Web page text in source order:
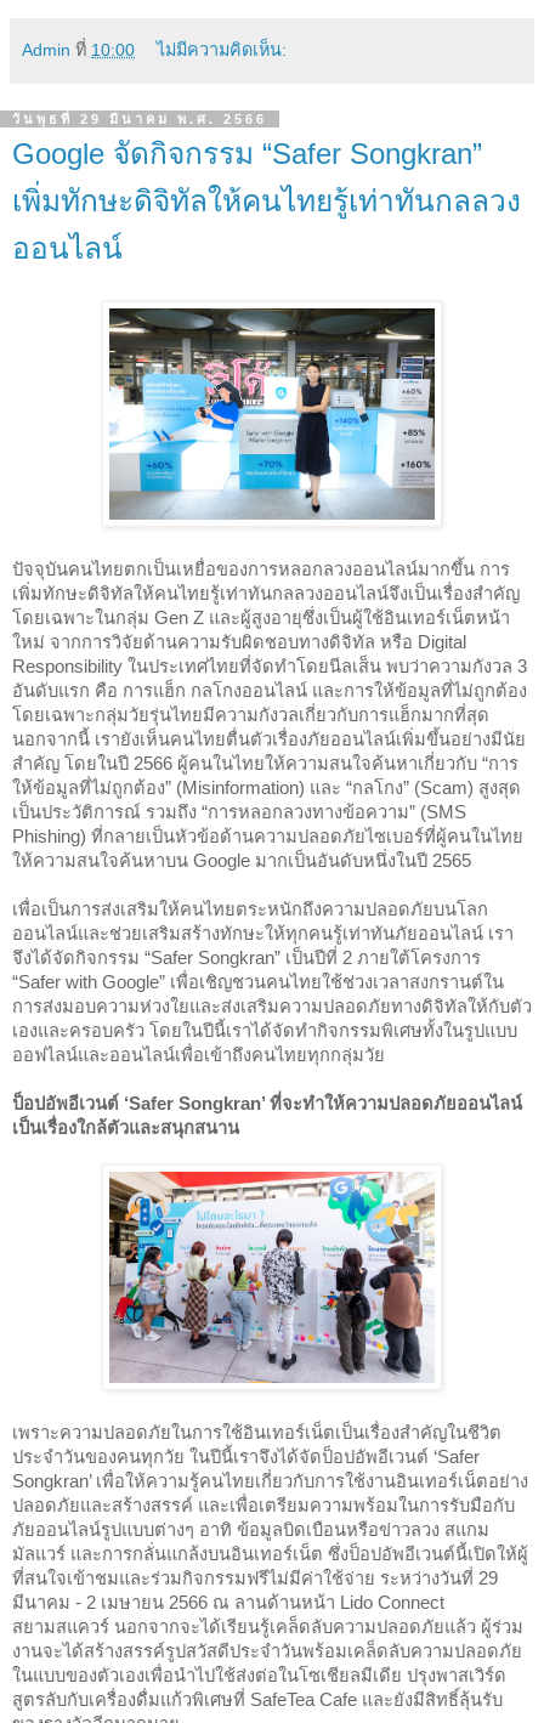
Admin ที่ 10:00 ไม่มีความคิดเห็น:
วันพุธที่ 29 มีนาคม พ.ศ. 2566
Google จัดกิจกรรม “Safer Songkran”
เพิ่มทักษะดิจิทัลให้คนไทยรู้เท่าทันกลลวง
ออนไลน์
ปัจจุบันคนไทยตกเป็นเหยื่อของการหลอกลวงออนไลน์มากขึ้น การ
เพิ่มทักษะดิจิทัลให้คนไทยรู้เท่าทันกลลวงออนไลน์จึงเป็นเรื่องสำคัญ
โดยเฉพาะในกลุ่ม Gen Z และผู้สูงอายุซึ่งเป็นผู้ใช้อินเทอร์เน็ตหน้า
ใหม่ จากการวิจัยด้านความรับผิดชอบทางดิจิทัล หรือ Digital
Responsibility ในประเทศไทยที่จัดทำโดยนีลเส็น พบว่าความกังวล 3
อันดับแรก คือ การแฮ็ก กลโกงออนไลน์ และการให้ข้อมูลที่ไม่ถูกต้อง
โดยเฉพาะกลุ่มวัยรุ่นไทยมีความกังวลเกี่ยวกับการแฮ็กมากที่สุด
นอกจากนี้ เรายังเห็นคนไทยตื่นตัวเรื่องภัยออนไลน์เพิ่มขึ้นอย่างมีนัย
สำคัญ โดยในปี 2566 ผู้คนในไทยให้ความสนใจค้นหาเกี่ยวกับ “การ
ให้ข้อมูลที่ไม่ถูกต้อง” (Misinformation) และ “กลโกง” (Scam) สูงสุด
เป็นประวัติการณ์ รวมถึง “การหลอกลวงทางข้อความ” (SMS
Phishing) ที่กลายเป็นหัวข้อด้านความปลอดภัยไซเบอร์ที่ผู้คนในไทย
ให้ความสนใจค้นหาบน Google มากเป็นอันดับหนึ่งในปี 2565
เพื่อเป็นการส่งเสริมให้คนไทยตระหนักถึงความปลอดภัยบนโลก
ออนไลน์และช่วยเสริมสร้างทักษะให้ทุกคนรู้เท่าทันภัยออนไลน์ เรา
จึงได้จัดกิจกรรม “Safer Songkran” เป็นปีที่ 2 ภายใต้โครงการ
“Safer with Google” เพื่อเชิญชวนคนไทยใช้ช่วงเวลาสงกรานต์ใน
การส่งมอบความห่วงใยและส่งเสริมความปลอดภัยทางดิจิทัลให้กับตัว
เองและครอบครัว โดยในปีนี้เราได้จัดทำกิจกรรมพิเศษทั้งในรูปแบบ
ออฟไลน์และออนไลน์เพื่อเข้าถึงคนไทยทุกกลุ่มวัย
ป็อปอัพอีเวนต์ ‘Safer Songkran’ ที่จะทำให้ความปลอดภัยออนไลน์
เป็นเรื่องใกล้ตัวและสนุกสนาน
เพราะความปลอดภัยในการใช้อินเทอร์เน็ตเป็นเรื่องสำคัญในชีวิต
ประจำวันของคนทุกวัย ในปีนี้เราจึงได้จัดป็อปอัพอีเวนต์ ‘Safer
Songkran’ เพื่อให้ความรู้คนไทยเกี่ยวกับการใช้งานอินเทอร์เน็ตอย่าง
ปลอดภัยและสร้างสรรค์ และเพื่อเตรียมความพร้อมในการรับมือกับ
ภัยออนไลน์รูปแบบต่างๆ อาทิ ข้อมูลบิดเบือนหรือข่าวลวง สแกม
มัลแวร์ และการกลั่นแกล้งบนอินเทอร์เน็ต ซึ่งป็อปอัพอีเวนต์นี้เปิดให้ผู้
ที่สนใจเข้าชมและร่วมกิจกรรมฟรีไม่มีค่าใช้จ่าย ระหว่างวันที่ 29
มีนาคม - 2 เมษายน 2566 ณ ลานด้านหน้า Lido Connect
สยามสแควร์ นอกจากจะได้เรียนรู้เคล็ดลับความปลอดภัยแล้ว ผู้ร่วม
งานจะได้สร้างสรรค์รูปสวัสดีประจำวันพร้อมเคล็ดลับความปลอดภัย
ในแบบของตัวเองเพื่อนำไปใช้ส่งต่อในโซเชียลมีเดีย ปรุงพาสเวิร์ด
สูตรลับกับเครื่องดื่มแก้วพิเศษที่ SafeTea Cafe และยังมีสิทธิ์ลุ้นรับ